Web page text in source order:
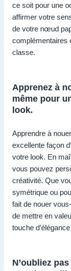
ce soit pour une
affirmer votre
de votre nœud
complémentaires
classe.
Apprenez à
même pour
look.
Apprendre à
excellente façon
votre look. En
vous pouvez
créativité. Que
symétrique ou
fait de nouer
de mettre en
touche
N’oubliez